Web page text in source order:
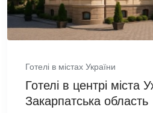
Готелі в містах України
Готелі в центрі міста
Закарпатська область